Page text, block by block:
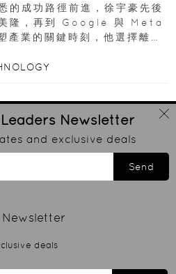
的成功路徑前進，徐宇豪先後
美隆，再到 Google 與 Meta
業的關鍵時刻，他選擇離開
Newsletter
and exclusive deals
Send
Newsletter
deals